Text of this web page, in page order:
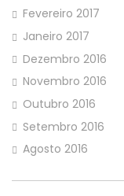
Fevereiro 2017
Janeiro 2017
Dezembro 2016
Novembro 2016
Outubro 2016
Setembro 2016
Agosto 2016